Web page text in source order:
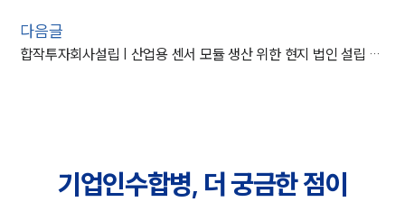
다음글
합작투자회사설립 | 산업용 센서 모듈 생산 위한 현지 법인 설립 자문 사례
기업인수합병, 더 궁금한 점이